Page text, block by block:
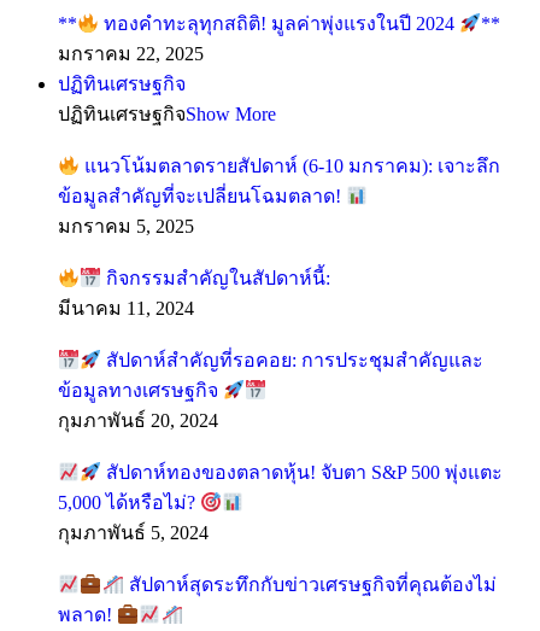
** ทองคำทะลุทุกสถิติ! มูลค่าพุ่งแรงในปี 2024
**
มกราคม 22, 2025
ปฏิทินเศรษฐกิจ
ปฏิทินเศรษฐกิจShow More
แนวโน้มตลาดรายสัปดาห์ (6-10 มกราคม): เจาะลึก
ข้อมูลสำคัญที่จะเปลี่ยนโฉมตลาด!
มกราคม 5, 2025
กิจกรรมสำคัญในสัปดาห์นี้:
มีนาคม 11, 2024
สัปดาห์สำคัญที่รอคอย: การประชุมสำคัญและ
ข้อมูลทางเศรษฐกิจ
กุมภาพันธ์ 20, 2024
สัปดาห์ทองของตลาดหุ้น! จับตา S&P 500 พุ่งแตะ
5,000 ได้หรือไม่?
กุมภาพันธ์ 5, 2024
สัปดาห์สุดระทึกกับข่าวเศรษฐกิจที่คุณต้องไม่
พลาด!